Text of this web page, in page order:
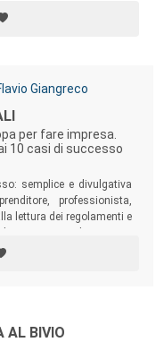
Giangreco
per fare impresa.
10 casi di successo
semplice e divulgativa
professionista,
lettura dei regolamenti e
quali strumenti sono
contattare?
AL BIVIO